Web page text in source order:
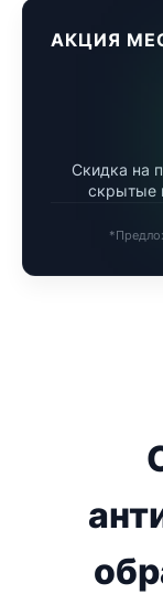
АКЦИЯ
Скидка на
скрытые